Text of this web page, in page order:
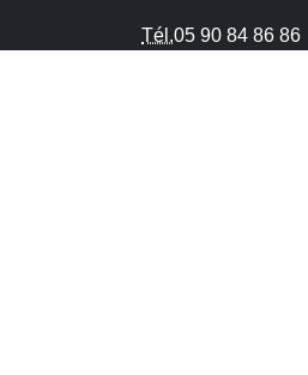
Tél.05 90 84 86 86